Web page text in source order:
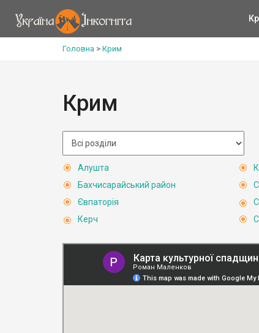
Головна > Крим
Крим
Алушта
Бахчисарайський район
Євпаторія
Керч